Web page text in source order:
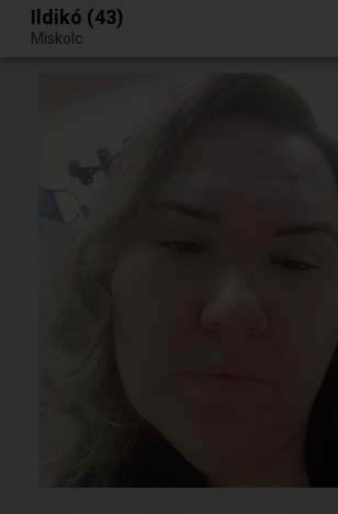
Egy jó randiból bármi lehet.
Ildikó (43)
Miskolc